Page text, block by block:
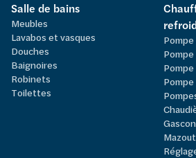
Salle de bains
Meubles
Lavabos et vasques
Douches
Baignoires
Robinets
Toilettes